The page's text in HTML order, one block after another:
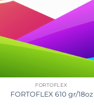
FORTOFLEX
FORTOFLEX 610 gr/18oz